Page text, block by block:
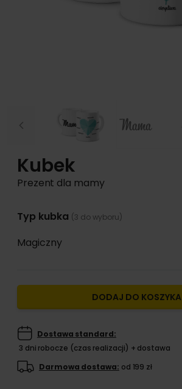
Previous
Kubek
Prezent dla mamy
Typ kubka (3 do wyboru)
Magiczny
DODAJ DO KOSZYKA
Dostawa standard:
3 dni robocze (czas realizacji) + dostawa
Darmowa dostawa: od 199 zł